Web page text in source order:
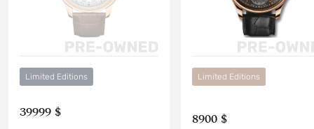
Limited Editions
39999 $
Limited Editions
8900 $